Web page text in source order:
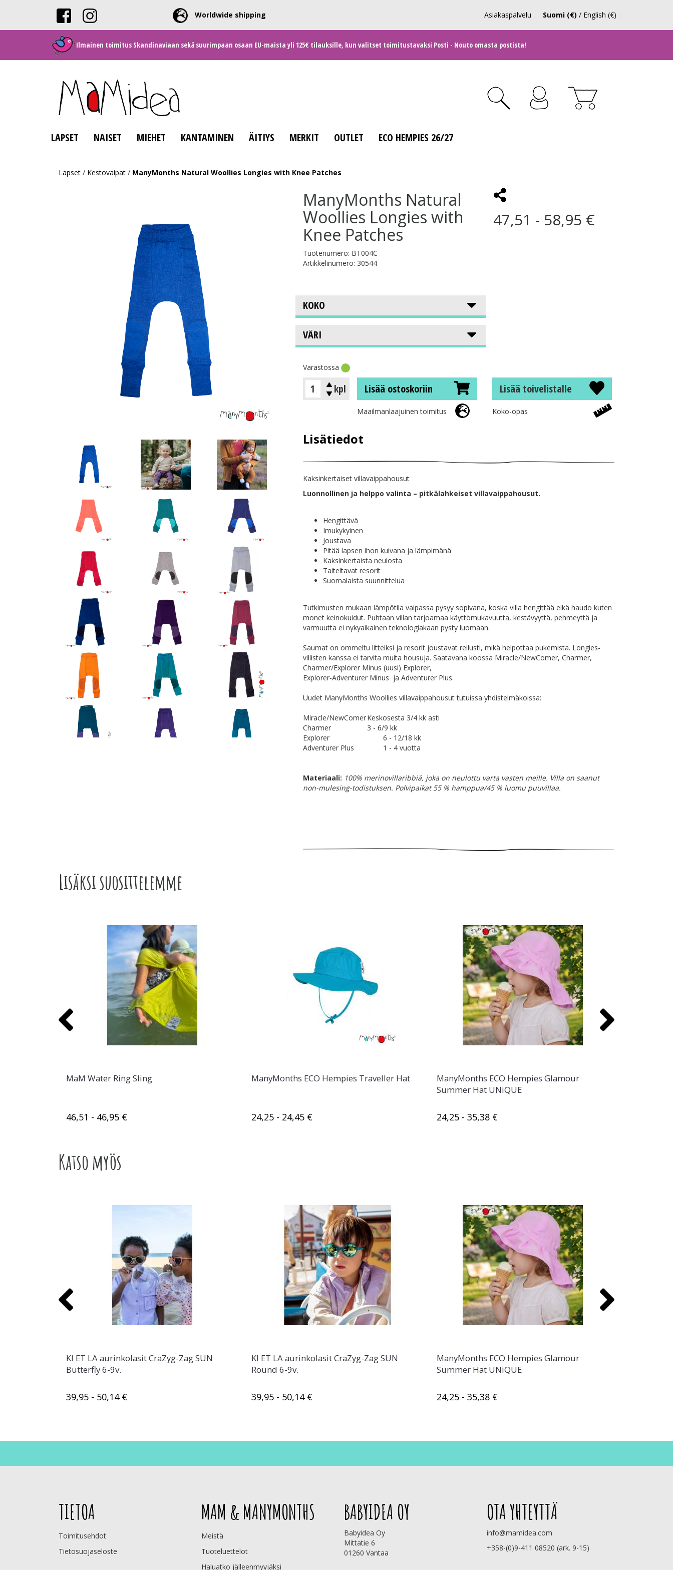
Worldwide shipping Suomi (€) / English (€)
Asiakaspalvelu
Ilmainen toimitus Skandinaviaan sekä suurimpaan osaan EU-maista yli 125€ tilauksille, kun valitset toimitustavaksi Posti - Nouto omasta postista!
LAPSET NAISET MIEHET KANTAMINEN ÄITIYS MERKIT OUTLET ECO HEMPIES 26/27
Lapset / Kestovaipat / ManyMonths Natural Woollies Longies with Knee Patches
ManyMonths Natural
Woollies Longies with
Knee Patches
Tuotenumero: BT004C
Artikkelinumero: 30544
Varastossa
47,51 - 58,95 €
kpl Lisää ostoskoriin Lisää toivelistalle
Maailmanlaajuinen toimitus Koko-opas
Lisätiedot
Kaksinkertaiset villavaippahousut
Luonnollinen ja helppo valinta – pitkälahkeiset villavaippahousut.
Hengittävä
Imukykyinen
Joustava
Pitää lapsen ihon kuivana ja lämpimänä
Kaksinkertaista neulosta
Taiteltavat resorit
Suomalaista suunnittelua
Tutkimusten mukaan lämpötila vaipassa pysyy sopivana, koska villa hengittää eikä haudo kuten
monet keinokuidut. Puhtaan villan tarjoamaa käyttömukavuutta, kestävyyttä, pehmeyttä ja
varmuutta ei nykyaikainen teknologiakaan pysty luomaan.
Saumat on ommeltu litteiksi ja resorit joustavat reilusti, mikä helpottaa pukemista. Longies-
villisten kanssa ei tarvita muita housuja. Saatavana koossa Miracle/NewComer, Charmer,
Charmer/Explorer Minus (uusi) Explorer,
Explorer-Adventurer Minus ja Adventurer Plus.
Uudet ManyMonths Woollies villavaippahousut tutuissa yhdistelmäkoissa:
Miracle/NewComerKeskosesta 3/4 kk asti
Charmer
3 - 6/9 kk
Explorer
6 - 12/18 kk
Adventurer Plus
1 - 4 vuotta
Materiaali: 100% merinovillaribbiä, joka on neulottu varta vasten meille. Villa on saanut
non-mulesing-todistuksen. Polvipaikat 55 % hamppua/45 % luomu puuvillaa.
Lisäksi suosittelemme
MaM Water Ring Sling
46,51 - 46,95 €
ManyMonths ECO Hempies Traveller Hat
24,25 - 24,45 €
ManyMonths ECO Hempies Glamour
Summer Hat UNiQUE
24,25 - 35,38 €
Katso myös
KI ET LA aurinkolasit CraZyg-Zag SUN
Butterfly 6-9v.
39,95 - 50,14 €
KI ET LA aurinkolasit CraZyg-Zag SUN
Round 6-9v.
39,95 - 50,14 €
ManyMonths ECO Hempies Glamour
Summer Hat UNiQUE
24,25 - 35,38 €
TIETOA
Toimitusehdot
Tietosuojaseloste
MAM & MANYMONTHS
Meistä
Tuoteluettelot
Haluatko jälleenmyyjäksi
BABYIDEA OY
Babyidea Oy
Mittatie 6
01260 Vantaa
OTA YHTEYTTÄ
info@mamidea.com
+358-(0)9-411 08520 (ark. 9-15)